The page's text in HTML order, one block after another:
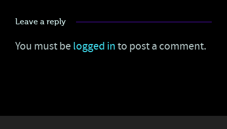
Leave a reply
You must be logged into post a comment.